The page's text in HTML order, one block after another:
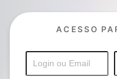
ACESSO